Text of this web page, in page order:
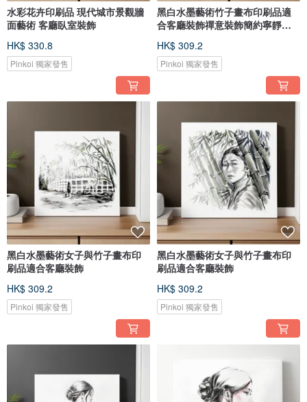
水彩花卉印刷品 現代城市景觀牆
面藝術 客廳臥室裝飾
HK$ 330.8
Pinkoi 獨家發售
黑白水墨藝術竹子畫布印刷品適
合客廳裝飾禪意裝飾簡約寧靜禪
HK$ 309.2
Pinkoi 獨家發售
黑白水墨藝術女子與竹子畫布印
刷品適合客廳裝飾
HK$ 309.2
Pinkoi 獨家發售
黑白水墨藝術女子與竹子畫布印
刷品適合客廳裝飾
HK$ 309.2
Pinkoi 獨家發售